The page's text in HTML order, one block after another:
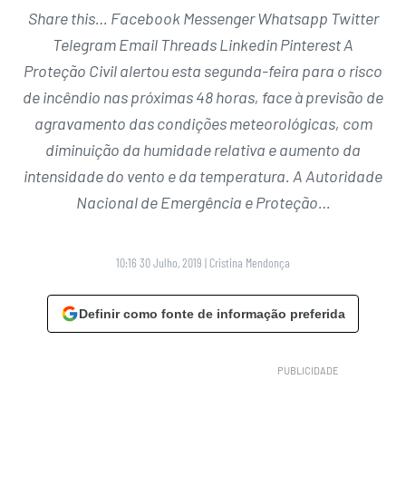
Share this… Facebook Messenger Whatsapp Twitter
Telegram Email Threads Linkedin Pinterest A
Proteção Civil alertou esta segunda-feira para o risco
de incêndio nas próximas 48 horas, face à previsão de
agravamento das condições meteorológicas, com
diminuição da humidade relativa e aumento da
intensidade do vento e da temperatura. A Autoridade
Nacional de Emergência e Proteção…
10:16 30 Julho, 2019 | Cristina Mendonça
Definir como fonte de informação preferida